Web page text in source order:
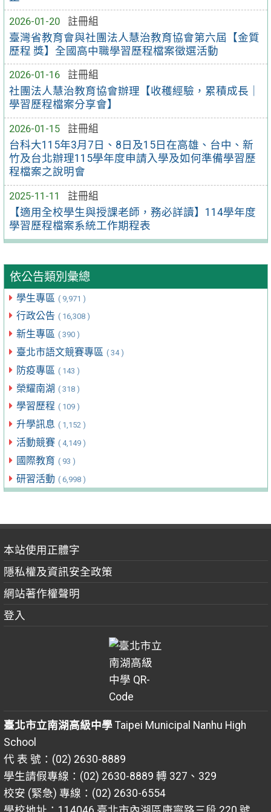
2026-01-20
註冊組
臺灣省教育會與社團法人慧治教育協會第六屆【金質
歷程 獎】全國高中職學習歷程檔案徵選活動
2026-01-16
註冊組
社團法人慧治教育協會辦理【收穫經驗，累積成長｜
學習歷程檔案分享會】
2026-01-15
註冊組
台科大115年3月7日、8日及15日在高雄、台中、新
竹及台北辦理115學年度申請入學及如何準備學習歷
程檔案之說明會
2025-11-11
註冊組
【適用全校學生與授課老師，務必詳讀】114學年度
學習歷程檔案系統工作期程表
依公告類別彙總
學生專區 ( 9,971 )
行政公告 ( 16,308 )
新生專區 ( 390 )
臺北市語文競賽專區 ( 34 )
防疫專區 ( 143 )
榮耀南湖 ( 318 )
學習歷程 ( 109 )
升學訊息 ( 1,152 )
活動競賽 ( 4,149 )
國際教育 ( 93 )
研習活動 ( 6,998 )
本站使用正體字
隱私權及資訊安全政策
網站著作權聲明
登入
臺北市立南湖高級中學Taipei Municipal Nanhu High
School
代 表 號：(02) 2630-8889
學生請假專線：(02) 2630-8889 轉 327、329
校安 (緊急) 專線：(02) 2630-6554